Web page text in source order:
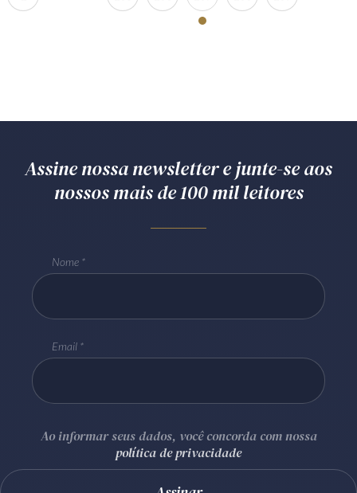
Assine nossa newsletter e junte-se aos
nossos mais de 100 mil leitores
Nome
Email
Ao informar seus dados, você concorda com nossa
política de privacidade